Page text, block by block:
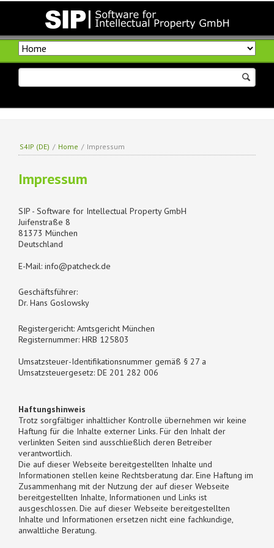
überspringen
S4IP (DE) / Home / Impressum
Impressum
SIP - Software for Intellectual Property GmbH
Juifenstraße 8
81373 München
Deutschland
E-Mail: info@patcheck.de
Geschäftsführer:
Dr. Hans Goslowsky
Registergericht: Amtsgericht München
Registernummer: HRB 125803
Umsatzsteuer-Identifikationsnummer gemäß § 27 a
Umsatzsteuergesetz: DE 201 282 006
Haftungshinweis
Trotz sorgfältiger inhaltlicher Kontrolle übernehmen wir keine
Haftung für die Inhalte externer Links. Für den Inhalt der
verlinkten Seiten sind ausschließlich deren Betreiber
verantwortlich.
Die auf dieser Webseite bereitgestellten Inhalte und
Informationen stellen keine Rechtsberatung dar. Eine Haftung im
Zusammenhang mit der Nutzung der auf dieser Webseite
bereitgestellten Inhalte, Informationen und Links ist
ausgeschlossen. Die auf dieser Webseite bereitgestellten
Inhalte und Informationen ersetzen nicht eine fachkundige,
anwaltliche Beratung.